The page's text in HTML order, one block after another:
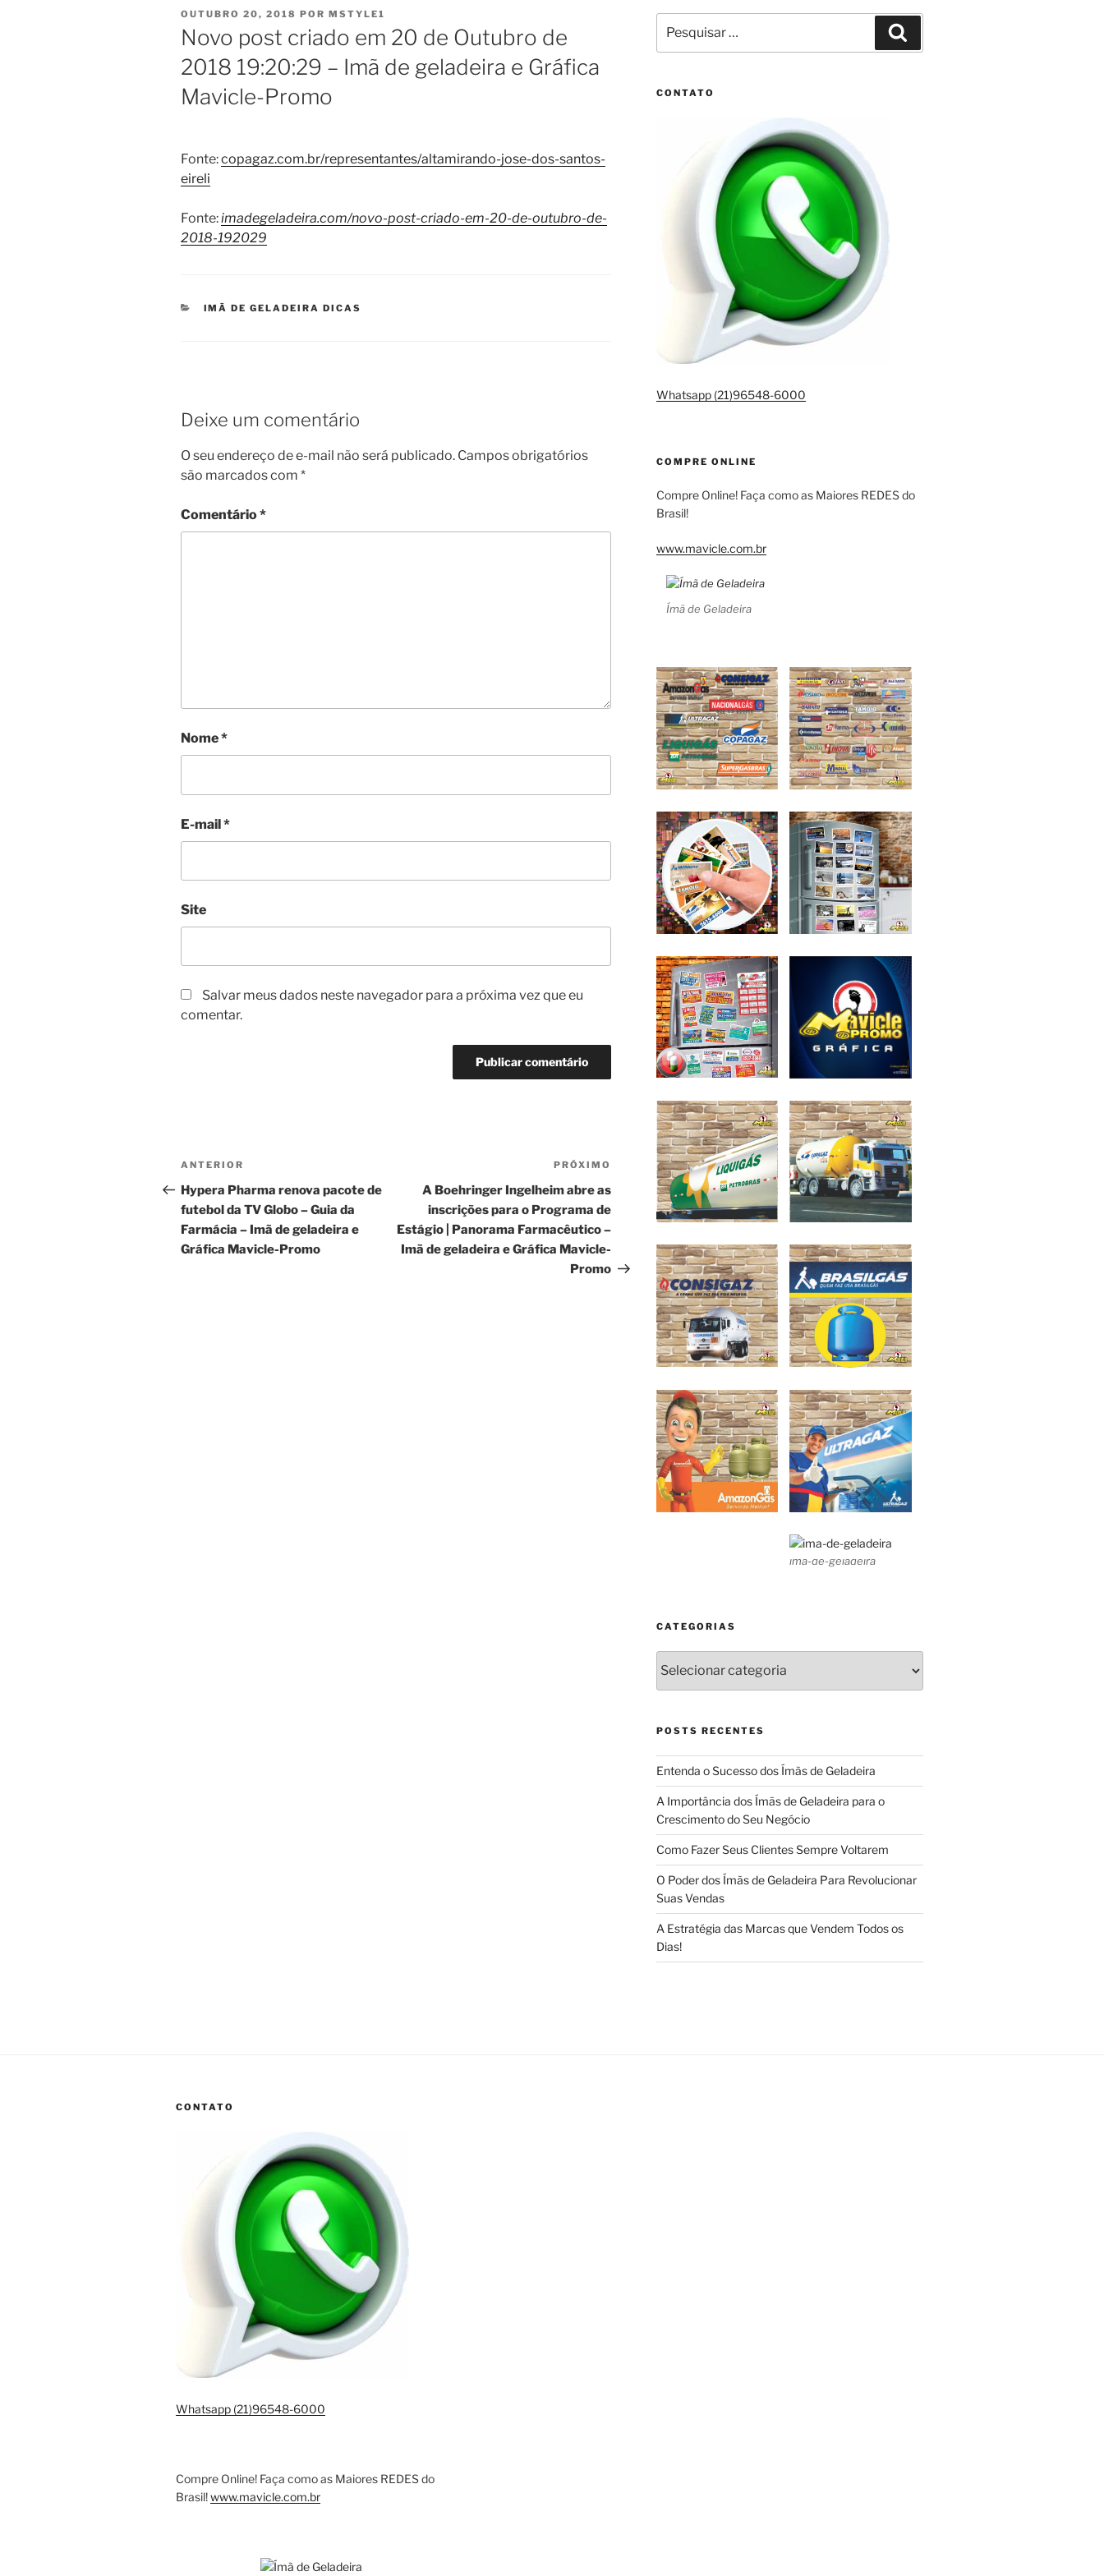
PUBLICADO
EM
OUTUBRO 20, 2018 POR MSTYLE1
Novo post criado em 20 de Outubro de
2018 19:20:29 – Imã de geladeira e Gráfica
Mavicle-Promo
Fonte:copagaz.com.br/representantes/altamirando-jose-dos-santos-
eireli
Fonte:imadegeladeira.com/novo-post-criado-em-20-de-outubro-de-
2018-192029
CATEGORIAS
IMÃ DE GELADEIRA DICAS
Deixe um comentário
O seu endereço de e-mail não será publicado. Campos obrigatórios
são marcados com *
Comentário*
Nome*
E-mail*
Site
Salvar meus dados neste navegador para a próxima vez que eu
comentar.
Navegação
de
Post
Post
anterior
ANTERIOR
Hypera Pharma renova pacote de
futebol da TV Globo – Guia da
Farmácia – Imã de geladeira e
Gráfica Mavicle-Promo
Próximo
post
PRÓXIMO
A Boehringer Ingelheim abre as
inscrições para o Programa de
Estágio | Panorama Farmacêutico –
Imã de geladeira e Gráfica Mavicle-
Promo
por:
CONTATO
Whatsapp (21)96548-6000
COMPRE ONLINE
Compre Online! Faça como as Maiores REDES do
Brasil!
www.mavicle.com.br
Ímã de Geladeira
ima-de-geladeira
CATEGORIAS
POSTS RECENTES
Entenda o Sucesso dos Ímãs de Geladeira
A Importância dos Ímãs de Geladeira para o
Crescimento do Seu Negócio
Como Fazer Seus Clientes Sempre Voltarem
O Poder dos Ímãs de Geladeira Para Revolucionar
Suas Vendas
A Estratégia das Marcas que Vendem Todos os
Dias!
CONTATO
Whatsapp (21)96548-6000
Compre Online! Faça como as Maiores REDES do
Brasil!www.mavicle.com.br